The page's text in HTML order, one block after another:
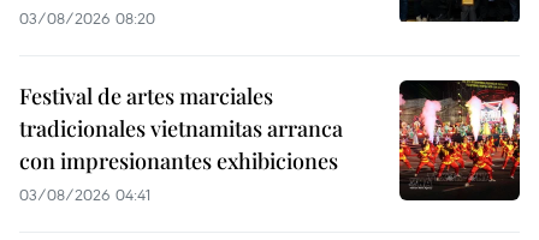
03/08/2026 08:20
Festival de artes marciales
tradicionales vietnamitas arranca
con impresionantes exhibiciones
03/08/2026 04:41